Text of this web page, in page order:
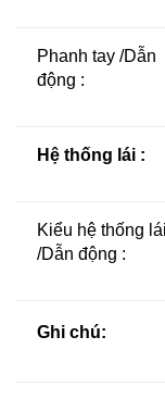
Phanh tay /Dẫn
động :
Hệ thống lái :
Kiểu hệ thống lái
/Dẫn động :
Ghi chú: